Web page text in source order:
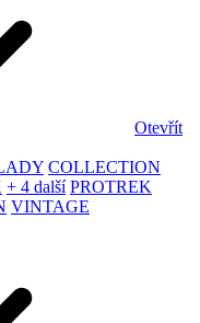
Otevřít
COLLECTION
+ 4 další PROTREK
VINTAGE